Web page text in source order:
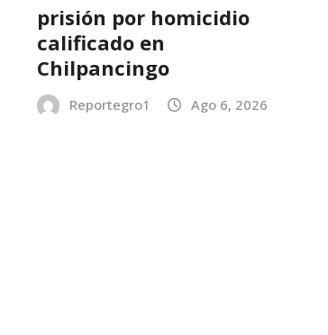
prisión por homicidio
calificado en
Chilpancingo
Reportegro1 Ago 6, 2026